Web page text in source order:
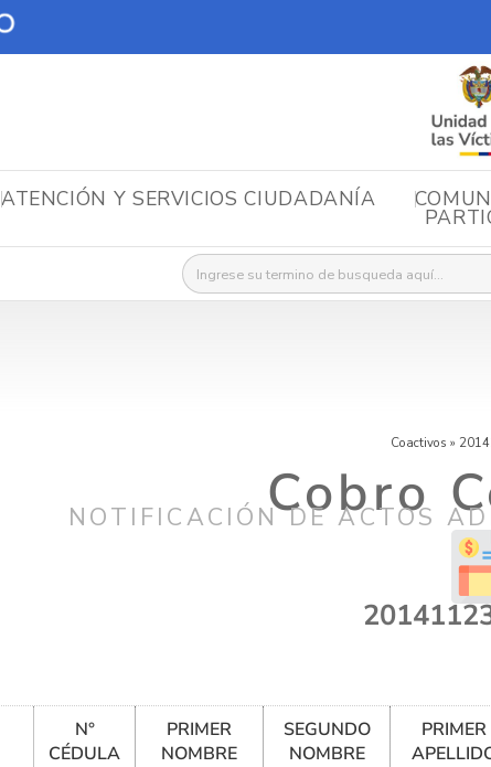
ATENCIÓN Y SERVICIOS CIUDADANÍA
Buscar:
Coactivos »
Cobro
NOTIFICACIÓN DE ACTOS
N°
CÉDULA
PRIMER
NOMBRE
SEGUNDO
NOMBRE
PRIMER